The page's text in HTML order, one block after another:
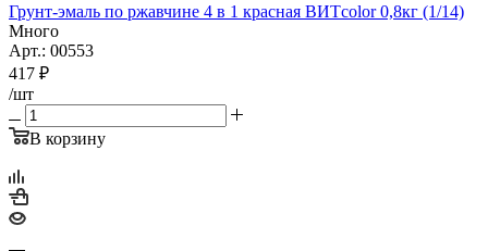
Грунт-эмаль по ржавчине 4 в 1 красная ВИТcolor 0,8кг (1/14)
Много
Арт.: 00553
417 ₽
/шт
В корзину